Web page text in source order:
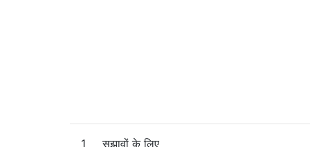
1
सुझावों के लिए